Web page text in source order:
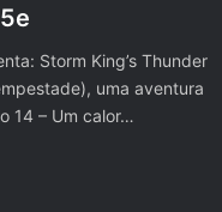
Storm King’s Thunder
uma aventura
14 – Um calor…